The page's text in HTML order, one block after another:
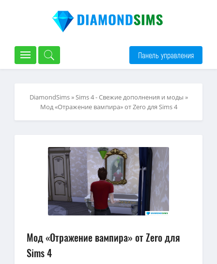
Панель управления
DiamondSims»Sims 4 - Свежие дополнения и моды »
Мод «Отражение вампира» от Zero для Sims 4
Мод «Отражение вампира» от Zero для
Sims 4